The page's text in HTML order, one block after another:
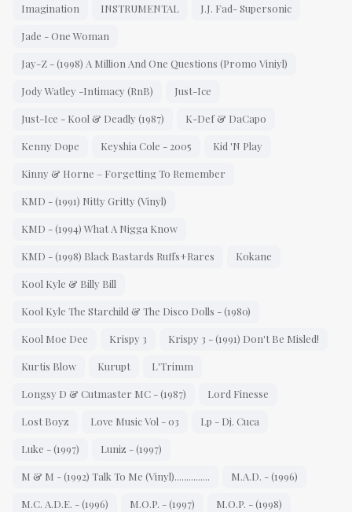
Imagination INSTRUMENTAL J.J. Fad- Supersonic
Jade - One Woman
Jay-Z - (1998) A Million And One Questions (Promo Viniyl)
Jody Watley -Intimacy (RnB) Just-Ice
Just-Ice - Kool & Deadly (1987) K-Def & DaCapo
Kenny Dope Keyshia Cole - 2005 Kid 'N Play
Kinny & Horne – Forgetting To Remember
KMD - (1991) Nitty Gritty (Vinyl)
KMD - (1994) What A Nigga Know
KMD - (1998) Black Bastards Ruffs+Rares Kokane
Kool Kyle & Billy Bill
Kool Kyle The Starchild & The Disco Dolls - (1980)
Kool Moe Dee Krispy 3 Krispy 3 - (1991) Don't Be Misled!
Kurtis Blow Kurupt L'Trimm
Longsy D & Cutmaster MC - (1987) Lord Finesse
Lost Boyz Love Music Vol - 03 Lp - Dj. Cuca
Luke - (1997) Luniz - (1997)
M & M - (1992) Talk To Me (Vinyl)............... M.A.D. - (1996)
M.C. A.D.E. - (1996) M.O.P. - (1997) M.O.P. - (1998)